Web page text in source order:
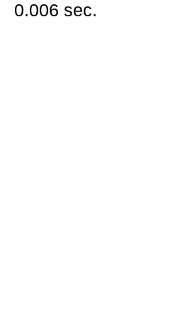
0.006 sec.